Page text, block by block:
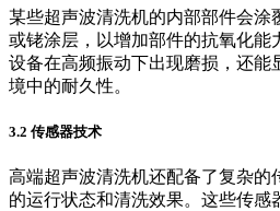
某些超声波清洗机的内部部件会涂
或铑涂层，以增加部件的抗氧化能
设备在高频振动下出现磨损，还能
境中的耐久性。
3.2 传感器技术
高端超声波清洗机还配备了复杂的
的运行状态和清洗效果。这些传感